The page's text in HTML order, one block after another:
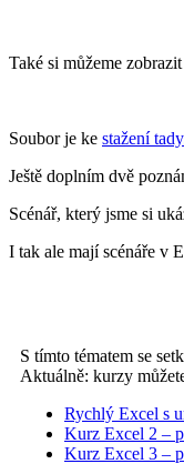
Také si můžeme
Soubor je ke stažení
Ještě doplním dvě
Scénář, který jsme si
I tak ale mají scénáře v
S tímto tématem se
Aktuálně: kurzy
Rychlý Excel s
Kurz Excel 2 –
Kurz Excel 3 –